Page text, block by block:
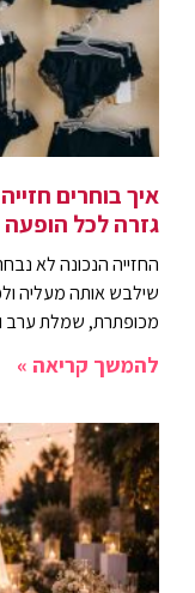
איך בוחרים
גזרה לכל הופעה
החזייה הנכונה לא
שילבש אותה מעליה
מכופתרת, שמלת ערב
להמשך קריאה »